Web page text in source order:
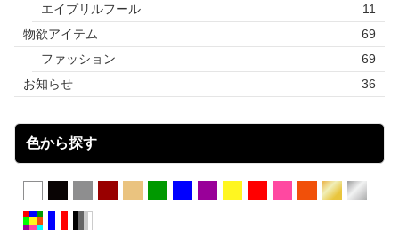
エイプリルフール
11
物欲アイテム
69
ファッション
69
お知らせ
36
色から探す